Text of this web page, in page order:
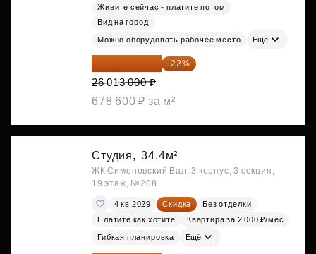
Живите сейчас - платите потом
Вид на город
Можно оборудовать рабочее место Ещё
20 290 140 ₽ -22%
26 013 000 ₽
678 600 ₽ за м²
Студия, 34.4м²
ЖК Симоновский Вал, 3 корпус, 3 секция,
19 этаж, №208
4 кв 2029 Скидка
Без отделки
Платите как хотите
Квартира за 2 000 ₽/мес
Гибкая планировка Ещё